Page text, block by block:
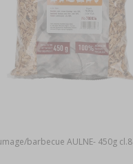
barbecue AULNE- 450g cl.8